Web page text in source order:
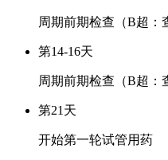
周期前期检查（B超：
第14-16天
周期前期检查（B超：
第21天
开始第一轮试管用药